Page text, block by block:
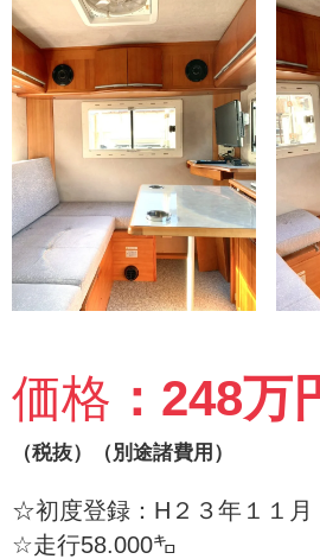
価格 ：248万
（税抜）（別途諸費用）
☆初度登録：H２３年１
☆走行58.000㌔